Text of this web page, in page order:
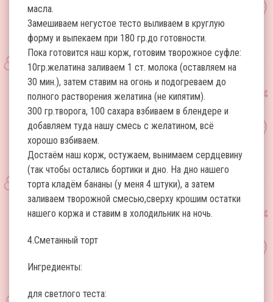
масла.
Замешиваем негустое тесто выливаем в круглую
форму и выпекаем при 180 гр.до готовности.
Пока готовится наш корж, готовим творожное суфле:
10гр.желатина заливаем 1 ст. молока (оставляем на
30 мин.), затем ставим на огонь и подогреваем до
полного растворения желатина (не кипятим).
300 гр.творога, 100 сахара взбиваем в блендере и
добавляем туда нашу смесь с желатином, всё
хорошо взбиваем.
Достаём наш корж, остужаем, вынимаем сердцевину
(так чтобы остались бортики и дно. На дно нашего
торта кладём бананы (у меня 4 штуки), а затем
заливаем творожной смесью,сверху крошим остатки
нашего коржа и ставим в холодильник на ночь.
4.Сметанный торт
Ингредиенты:
для светлого теста: